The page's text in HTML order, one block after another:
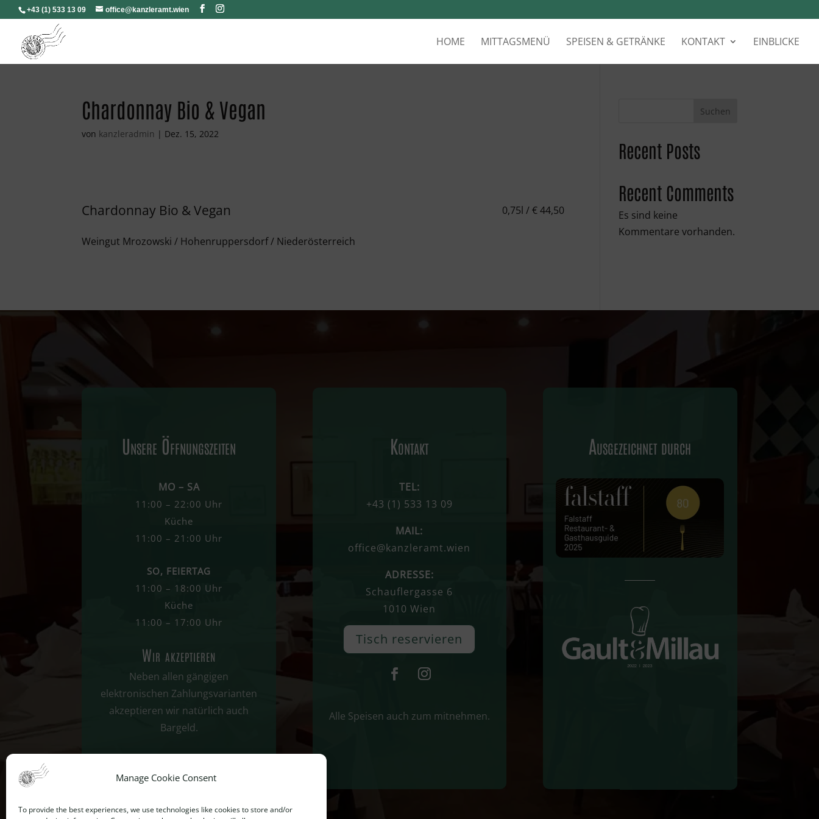
Manage Cookie Consent
To provide the best experiences, we use technologies like cookies to store and/or
+43 (1) 533 13 09 office@kanzleramt.wien
HOME MITTAGSMENÜ SPEISEN & GETRÄNKE KONTAKT EINBLICKE
Chardonnay Bio & Vegan
von kanzleradmin | Dez. 15, 2022
Chardonnay Bio & Vegan 0,75l / € 44,50
Weingut Mrozowski / Hohenruppersdorf / Niederösterreich
Suchen
Recent Posts
Recent Comments
Es sind keine
Kommentare vorhanden.
Unsere Öffnungszeiten
MO – SA
11:00 – 22:00 Uhr
Küche
11:00 – 21:00 Uhr
SO, FEIERTAG
11:00 – 18:00 Uhr
Küche
11:00 – 17:00 Uhr
Wir akzeptieren
Neben allen gängigen
elektronischen Zahlungsvarianten
akzeptieren wir natürlich auch
Bargeld.
Kontakt
TEL:
+43 (1) 533 13 09
MAIL:
office@kanzleramt.wien
ADRESSE:
Schauflergasse 6
1010 Wien
Tisch reservieren
Alle Speisen auch zum mitnehmen.
Ausgezeichnet durch